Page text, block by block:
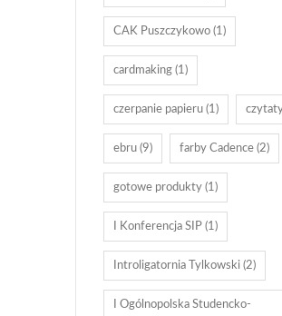
CAK Puszczykowo(1)
cardmaking(1)
czerpanie papieru(1)
ebru(9) farby Cadence(2)
gotowe produkty(1)
I Konferencja SIP(1)
Introligatornia Tylkowski (2)
I Ogólnopolska Studencko-